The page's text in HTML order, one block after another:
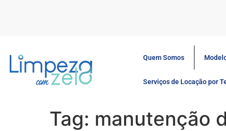
Quem Somos
Serviços de Locação por
Tag: manutenção